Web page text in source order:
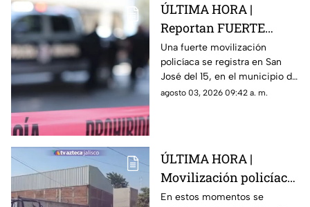
ÚLTIMA HORA |
Reportan FUERTE
movilización policíaca
en El Salto tras
hallazgo
Una fuerte movilización
policíaca se registra en San
José del 15, en el municipio de
El Salto, tras el hallazgo de dos
agosto 03, 2026 09:42 a. m.
ÚLTIMA HORA |
Movilización policíaca
en El Salto tras
En estos momentos se